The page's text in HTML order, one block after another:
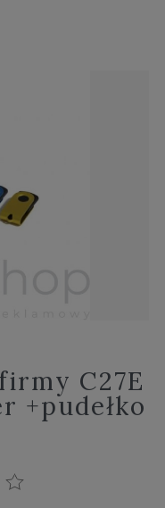
C27E
+pudełko